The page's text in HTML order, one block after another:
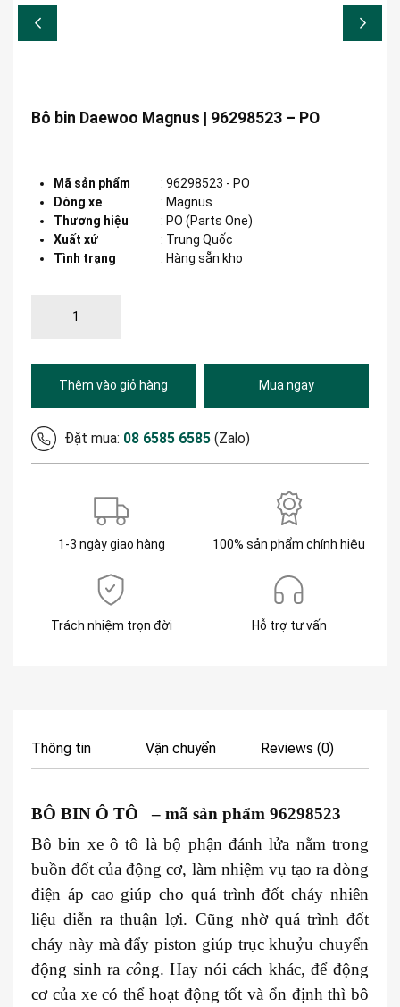
Bô bin Daewoo Magnus | 96298523 – PO
Mã sản phẩm : 96298523 - PO
Dòng xe
: Magnus
Thương hiệu
: PO (Parts One)
Xuất xứ
: Trung Quốc
Tình trạng
: Hàng sẵn kho
Thêm vào giỏ hàng Mua ngay
Đặt mua: 08 6585 6585 (Zalo)
1-3 ngày giao hàng 100% sản phẩm chính hiệu
Trách nhiệm trọn đời Hỗ trợ tư vấn
Thông tin Vận chuyển Reviews (0)
BÔ BIN Ô TÔ – mã sản phẩm 96298523
Bô bin xe ô tô là bộ phận đánh lửa nằm trong
buồn đốt của động cơ, làm nhiệm vụ tạo ra dòng
điện áp cao giúp cho quá trình đốt cháy nhiên
liệu diễn ra thuận lợi. Cũng nhờ quá trình đốt
cháy này mà đẩy piston giúp trục khuỷu chuyển
động sinh ra công. Hay nói cách khác, để động
cơ của xe có thể hoạt động tốt và ổn định thì bô